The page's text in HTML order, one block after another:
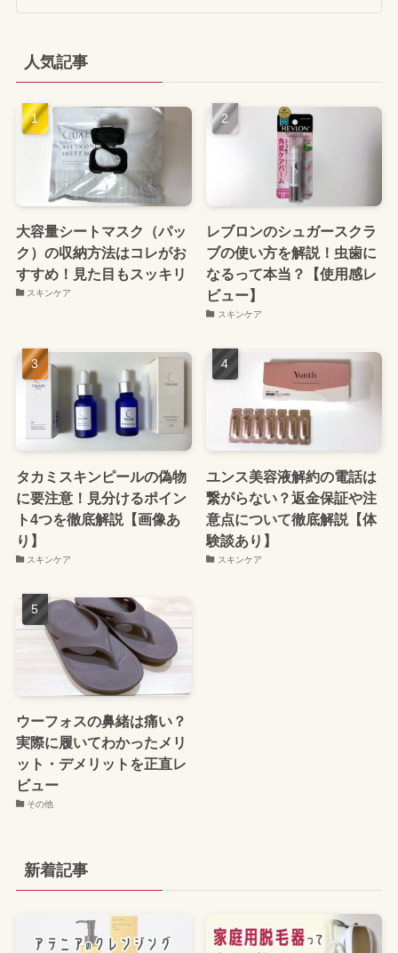
人気記事
大容量シートマスク（パッ
ク）の収納方法はコレがお
すすめ！見た目もスッキリ
スキンケア
レブロンのシュガースクラ
ブの使い方を解説！虫歯に
なるって本当？【使用感レ
ビュー】
スキンケア
タカミスキンピールの偽物
に要注意！見分けるポイン
ト4つを徹底解説【画像あ
り】
スキンケア
ユンス美容液解約の電話は
繋がらない？返金保証や注
意点について徹底解説【体
験談あり】
スキンケア
ウーフォスの鼻緒は痛い？
実際に履いてわかったメリ
ット・デメリットを正直レ
ビュー
その他
新着記事